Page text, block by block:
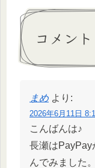
コメント
まめ より:
2026年6月11日
こんばんは♪
長瀬はPayPay
んでみました。